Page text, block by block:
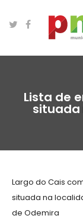
Lista de
situada
Largo do Cais
situada na
de Odemira